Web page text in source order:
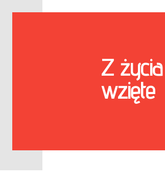
Z życia
wzięte